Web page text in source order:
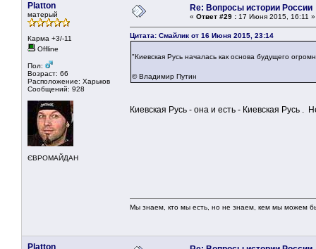
Platton
матерый
Карма +3/-11
Offline
Пол:
Возраст: 66
Расположение: Харьков
Сообщений: 928
ЄВРОМАЙДАН
Re: Вопросы истории России
« Ответ #29 : 17 Июня 2015, 16:11 »
Цитата: Смайлик от 16 Июня 2015, 23:14
"Киевская Русь началась как основа будущего
© Владимир Путин
Киевская Русь - она и есть - Киевская Русь .
Мы знаем, кто мы есть, но не знаем, кем мы можем